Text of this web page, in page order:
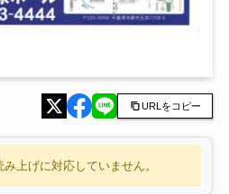
URLをコピー
上げに対応していません。